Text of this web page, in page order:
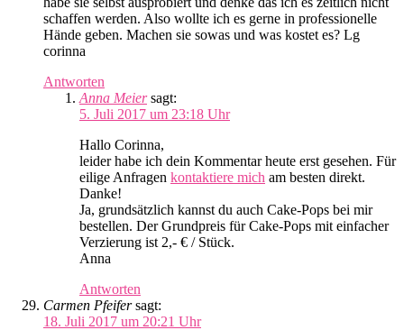
schaffen werden. Also wollte ich es gerne in professionelle
Hände geben. Machen sie sowas und was kostet es? Lg
corinna
Antworten
Anna Meier sagt:
5. Juli 2017 um 23:18 Uhr
Hallo Corinna,
leider habe ich dein Kommentar heute erst gesehen. Für
eilige Anfragen kontaktiere mich am besten direkt.
Danke!
Ja, grundsätzlich kannst du auch Cake-Pops bei mir
bestellen. Der Grundpreis für Cake-Pops mit einfacher
Verzierung ist 2,- € / Stück.
Anna
Antworten
Carmen Pfeifer sagt:
18. Juli 2017 um 20:21 Uhr